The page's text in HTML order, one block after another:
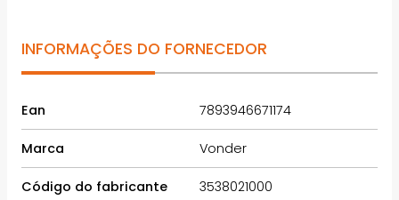
INFORMAÇÕES DO FORNECEDOR
Ean 7893946671174
Marca Vonder
Código do fabricante 3538021000